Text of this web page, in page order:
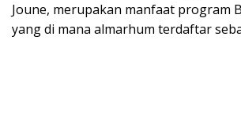
Joune, merupakan manfaat program
yang di mana almarhum terdaftar